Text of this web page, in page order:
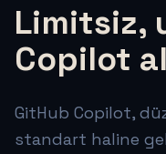
Limitsiz,
Copilot
GitHub Copilot,
standart haline